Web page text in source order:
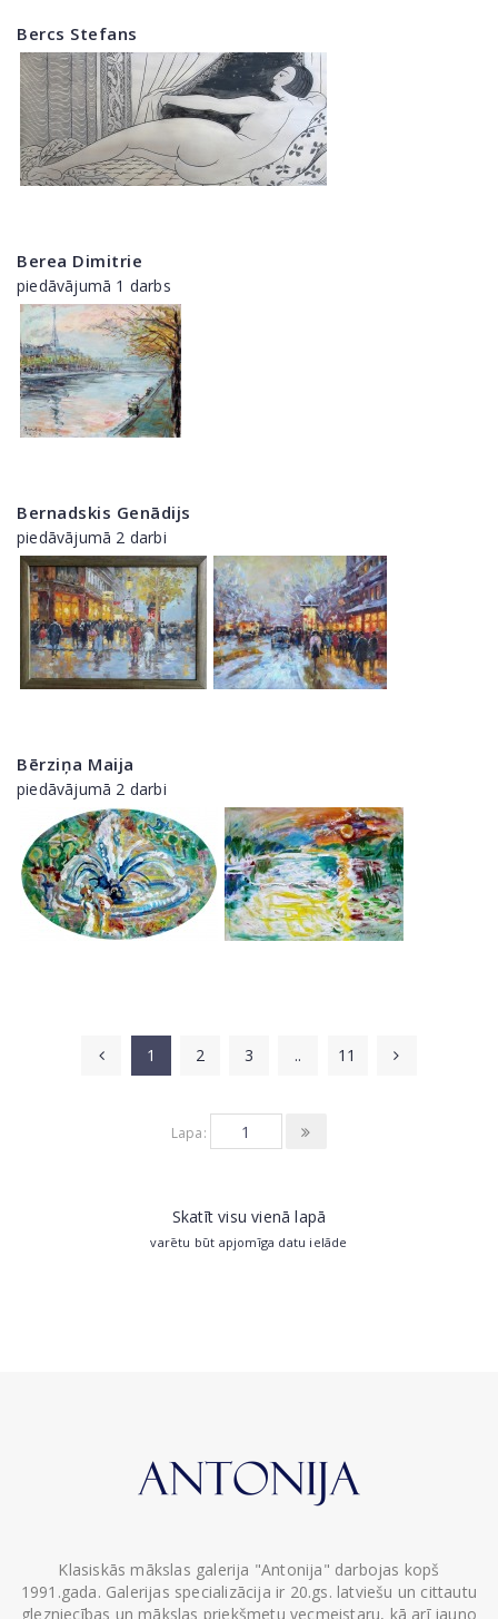
Bercs Stefans
Berea Dimitrie
piedāvājumā 1 darbs
Bernadskis Genādijs
piedāvājumā 2 darbi
Bērziņa Maija
piedāvājumā 2 darbi
1 2 3 .. 11
Lapa:
Skatīt visu vienā lapā
varētu būt apjomīga datu ielāde
Klasiskās mākslas galerija "Antonija" darbojas kopš
1991.gada. Galerijas specializācija ir 20.gs. latviešu un cittautu
glezniecības un mākslas priekšmetu vecmeistaru, kā arī jauno